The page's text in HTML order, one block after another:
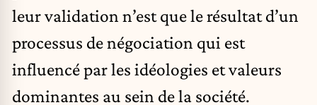
leur validation n’est que le résultat d’un
processus de négociation qui est
influencé par les idéologies et valeurs
dominantes au sein de la société.